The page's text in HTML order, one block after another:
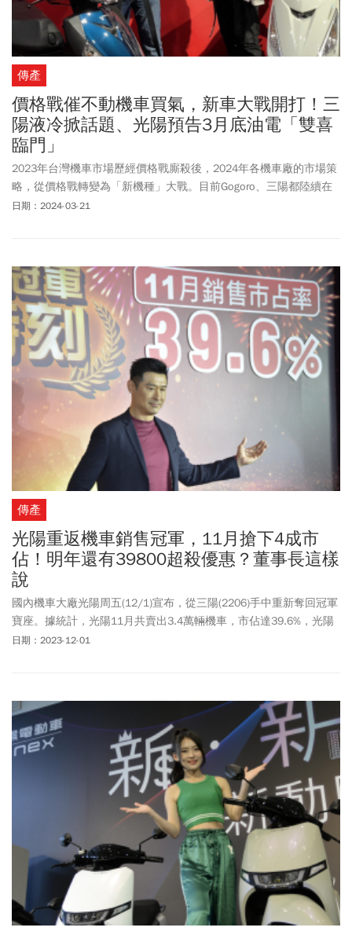
傳產
價格戰催不動機車買氣，新車大戰開打！三
陽液冷掀話題、光陽預告3月底油電「雙喜
臨門」
2023年台灣機車市場歷經價格戰廝殺後，2024年各機車廠的市場策
略，從價格戰轉變為「新機種」大戰。目前Gogoro、三陽都陸續在
2024年初推出新機種，光陽也預告在3月底，推出多款機車，要在燃
引擎、主打競速風，2月迅速成為全台最熱銷車種。光陽3月重新祭
出大眾車款優惠方案，並預告月底就會推出多款新車，很可能會同
時包含燃油機車與電動機車。
日期：2024-03-21
傳產
光陽重返機車銷售冠軍，11月搶下4成市
佔！明年還有39800超殺優惠？董事長這樣
說
國內機車大廠光陽周五(12/1)宣布，從三陽(2206)手中重新奪回冠軍
寶座。據統計，光陽11月共賣出3.4萬輛機車，市佔達39.6%，光陽
董事長柯勝峯表示，最大功臣除了39,800元的超殺優惠，9月發表的
日期：2023-12-01